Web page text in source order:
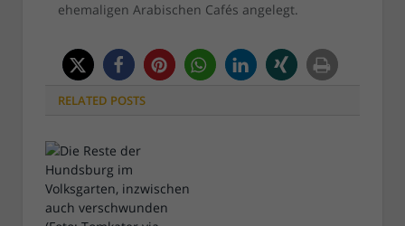
ehemaligen Arabischen Cafés angelegt.
RELATED POSTS